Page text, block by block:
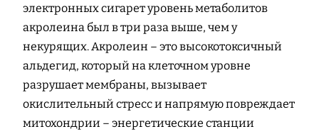
электронных сигарет уровень метаболитов
акролеина был в три раза выше, чем у
некурящих. Акролеин – это высокотоксичный
альдегид, который на клеточном уровне
разрушает мембраны, вызывает
окислительный стресс и напрямую повреждает
митохондрии – энергетические станции